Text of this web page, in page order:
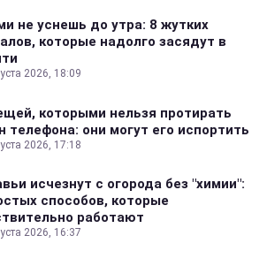
не уснешь до утра: 8 жутких
которые надолго засядут в
2026, 18:09
которыми нельзя протирать
телефона: они могут его испортить
2026, 17:18
исчезнут с огорода без "химии":
способов, которые
работают
2026, 16:37